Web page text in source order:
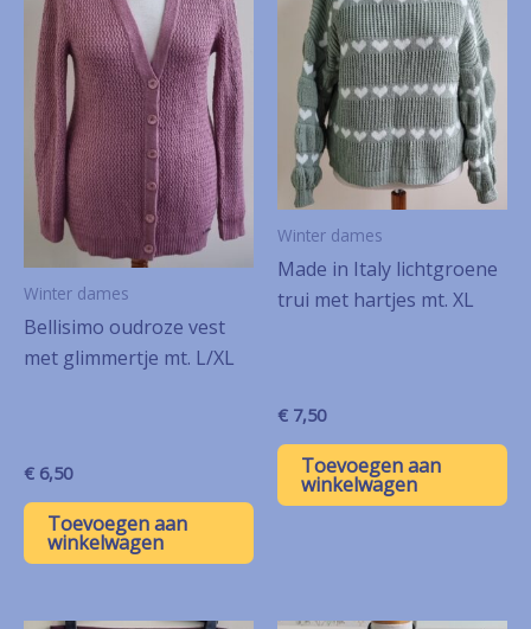
Winter dames
Bellisimo oudroze vest
met glimmertje mt. L/XL
€ 6,50
Toevoegen aan
winkelwagen
Winter dames
Made in Italy lichtgroene
trui met hartjes mt. XL
€ 7,50
Toevoegen aan
winkelwagen